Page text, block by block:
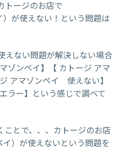
トージのお店で
が使えない！という問題は
えない問題が解決しない場合
ゾンペイ】【 カトージ アマ
アマゾンペイ 使えない】
ラー】という感じで調べて
ことで、、、カトージのお店
）が使えないという問題を